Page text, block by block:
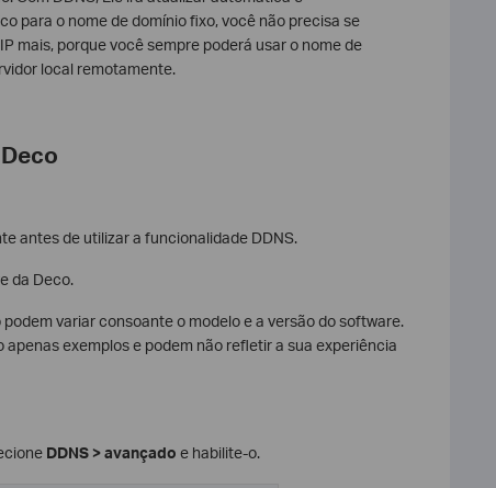
para o nome de domínio fixo, você não precisa se
mais, porque você sempre poderá usar o nome de
local remotamente.
antes de utilizar a funcionalidade DDNS.
da Deco.
variar consoante o modelo e a versão do software.
exemplos e podem não refletir a sua experiência
DDNS > avançado e habilite-o.